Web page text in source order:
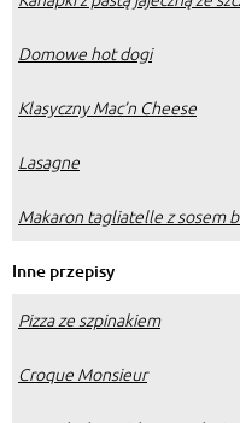
Domowe hot dogi
Klasyczny Mac’n Cheese
Lasagne
Makaron tagliatelle z sosem
Inne przepisy
Pizza ze szpinakiem
Croque Monsieur